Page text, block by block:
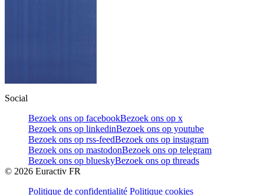
Social
Bezoek ons op facebookBezoek ons op x
Bezoek ons op linkedinBezoek ons op youtube
Bezoek ons op rss-feedBezoek ons op instagram
Bezoek ons op mastodonBezoek ons op telegram
Bezoek ons op blueskyBezoek ons op threads
© 2026 Euractiv FR
Politique de confidentialité Politique cookies